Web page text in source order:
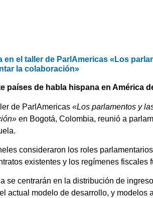
en el taller de ParlAmericas «Los
la colaboración»
países de habla hispana en América
de ParlAmericas«Los parlamentos y
en Bogotá, Colombia, reunió a
consideraron los roles
existentes y los regímenes fiscales
se centrarán en la distribución de
actual modelo de desarrollo, y modelos